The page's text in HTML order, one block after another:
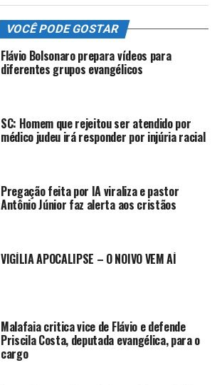
VOCÊ PODE GOSTAR
Flávio Bolsonaro prepara vídeos para
diferentes grupos evangélicos
SC: Homem que rejeitou ser atendido por
médico judeu irá responder por injúria racial
Pregação feita por IA viraliza e pastor
Antônio Júnior faz alerta aos cristãos
VIGÍLIA APOCALIPSE – O NOIVO VEM AÍ
Malafaia critica vice de Flávio e defende
Priscila Costa, deputada evangélica, para o
cargo